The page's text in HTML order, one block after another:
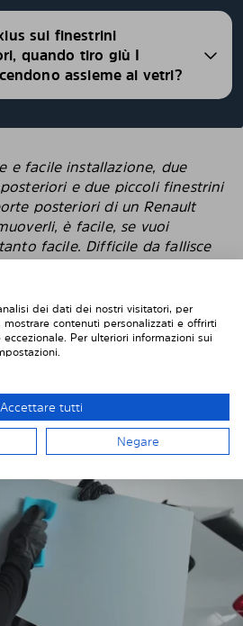
sui finestrini
quando tiro giù I
assieme ai vetri?
e facile installazione, due
e due piccoli finestrini
posteriori di un Renault
è facile, se vuoi
facile. Difficile da fallisce
Penso che questi sembrino
pellicole protettive che
alla finestra. "
DI SOLARPLEXIUS
dei dati dei nostri visitatori, per
contenuti personalizzati e offrirti
Per ulteriori informazioni sui
Accettare tutti
Negare